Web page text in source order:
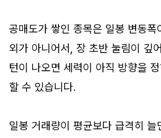
공매도가 쌓인 종목은 일봉 변동폭
외가 아니어서, 장 초반 눌림이 깊
턴이 나오면 세력이 아직 방향을
할 수 있습니다.
일봉 거래량이 평균보다 급격히 늘